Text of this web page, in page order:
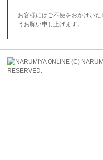
お客様にはご不便をおかけい
うお願い申し上げます。